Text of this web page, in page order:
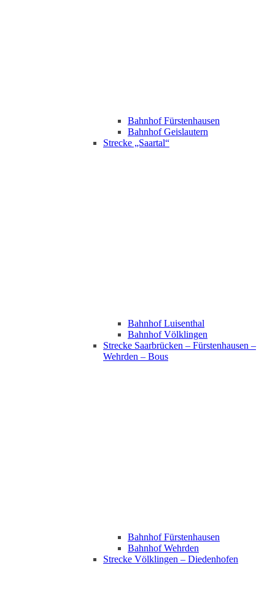
Bahnhof Fürstenhausen
Bahnhof Geislautern
Strecke „Saartal“
Bahnhof Luisenthal
Bahnhof Völklingen
Strecke Saarbrücken – Fürstenhausen –
Wehrden – Bous
Bahnhof Fürstenhausen
Bahnhof Wehrden
Strecke Völklingen – Diedenhofen